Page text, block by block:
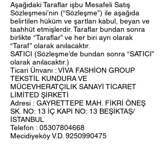
Aşağıdaki Taraflar işbu Mesafeli Satış
Sözleşmesi’nin (“Sözleşme”) ile aşağıda
belirtilen hüküm ve şartları kabul, beyan ve
taahhüt etmişlerdir. Taraflar bundan sonra
birlikte “Taraflar” ve her biri ayrı olarak
“Taraf” olarak anılacaktır.
SATICI (Sözleşme’de bundan sonra “SATICI”
olarak anılacaktır.)
Ticari Ünvanı : VİVA FASHİON GROUP
TEKSTİL KUNDURA VE
MÜCEVHERATÇILIK SANAYİ TİCARET
LİMİTED ŞİRKETİ
Adresi : GAYRETTEPE MAH. FİKRİ ÖNEŞ
SK. NO: 13 İÇ KAPI NO: 13 BEŞİKTAŞ/
İSTANBUL
Telefon : 05307804668
Mecidiyeköy V.D. 9250990475